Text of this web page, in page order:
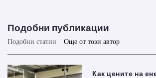
Подобни публикации
Подобни статии Още от този автор
Как цените на